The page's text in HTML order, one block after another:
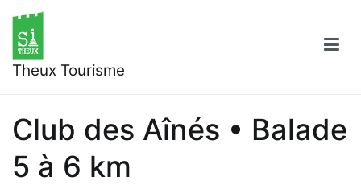
contenu
Theux Tourisme
Club des Aînés • Balade
5 à 6 km